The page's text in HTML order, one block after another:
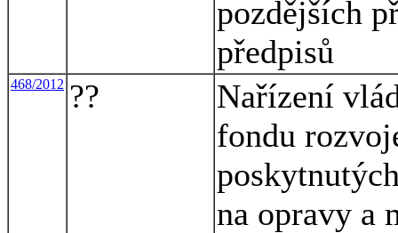
pozdějších
předpisů
468/2012 ??
Nařízení
fondu
na opravy a